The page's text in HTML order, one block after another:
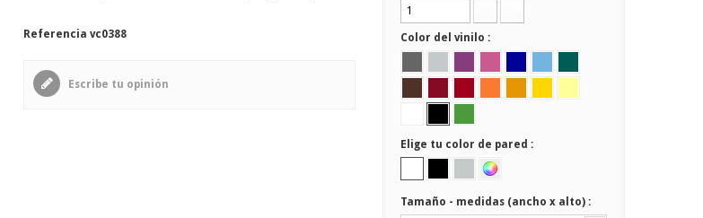
Referencia vc0388
Escribe tu opinión
Color del vinilo :
Elige tu color de pared :
Tamaño - medidas (ancho x alto) :